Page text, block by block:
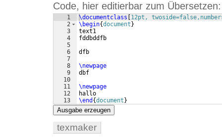
Code, hier editierbar zum Übersetzen:
1
2
3
4
5
6
7
8
9
10
11
12
13
\documentclass
12pt,
\begin{document }
text1
fddbddfb
dfb
\newpage
dbf
\newpage
hallo
\end {document }
Ausgabe erzeugen
texmaker